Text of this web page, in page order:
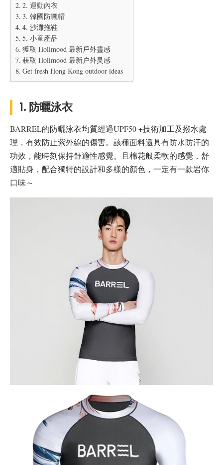
2. 運動內衣
3. 韓國防曬帽
4. 沙灘拖鞋
5. 小童產品
獲取 Holimood 最新戶外靈感
获取 Holimood 最新户外灵感
Get fresh Hong Kong outdoor ideas
1. 防曬泳衣
BARREL的防曬泳衣均質經過UPF50 +技術加工及撥水處
理，有效防止紫外線的傷害。該種面料還具有防水防汗的
功效，能時刻保持舒適性感覺。且棉花般柔軟的感覺，舒
適貼身，配合獨特的設計和多樣的顏色，一定有一款岩你
口味～